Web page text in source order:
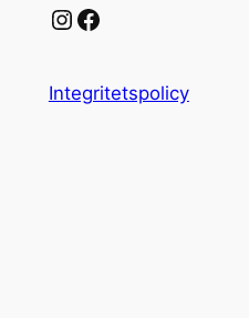
Instagram Facebook
Integritetspolicy